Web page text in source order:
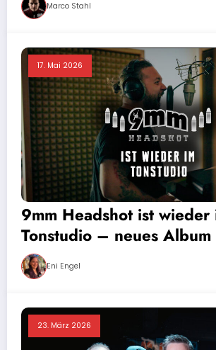
Marco Stahl
17. Mai 2026
9mm Headshot ist wieder
Tonstudio – neues
Eni Engel
23. März 2026